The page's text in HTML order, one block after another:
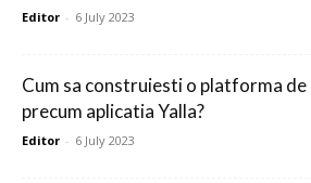
Editor - 6 July 2023
Cum sa construiesti o platforma de
precum aplicatia Yalla?
Editor - 6 July 2023